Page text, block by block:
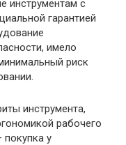
инструментам с
гарантией
имело
риск
инструмента,
рабочего
покупка у